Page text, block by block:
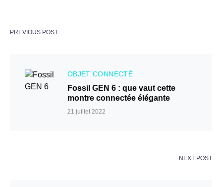
PREVIOUS POST
OBJET CONNECTÉ
Fossil GEN 6 : que vaut cette
montre connectée élégante
21 juillet 2022
NEXT POST